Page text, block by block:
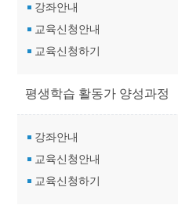
강좌안내
교육신청안내
교육신청하기
평생학습 활동가 양성과정
강좌안내
교육신청안내
교육신청하기